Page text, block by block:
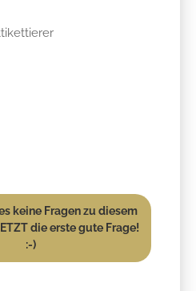
keine Fragen zu diesem
die erste gute Frage!
:-)